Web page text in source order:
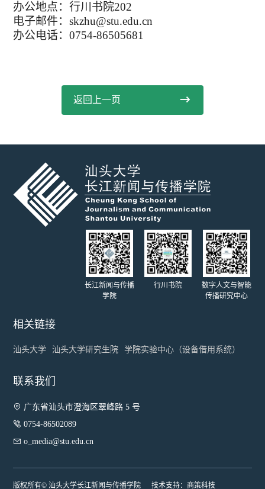
办公地点：行川书院202
电子邮件：skzhu@stu.edu.cn
办公电话：0754-86505681
返回上一页 
长江新闻与传播
学院
行川书院
数字人文与智能
传播研究中心
相关链接
汕头大学 汕头大学研究生院 学院实验中心（设备借用系统）
联系我们
 广东省汕头市澄海区翠峰路 5 号
 0754-86502089
 o_media@stu.edu.cn
版权所有© 汕头大学长江新闻与传播学院 技术支持： 商策科技